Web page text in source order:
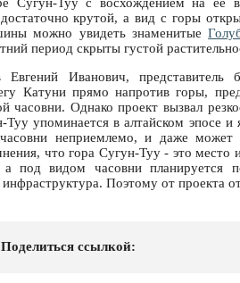
крутой, а вид с горы
можно увидеть знаменитые
период скрыты густой
Иванович, представитель
Катуни прямо напротив горы,
часовни. Однако проект вызвал
упоминается в алтайском эпосе и
неприемлемо, и даже может
что гора Сугун-Туу - это место
а под видом часовни планируется
Поэтому от проекта
Поделиться ссылкой: